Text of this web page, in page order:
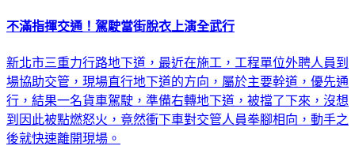
不滿指揮交通！駕駛當街脫衣上演全武行
新北市三重力行路地下道，最近在施工，工程單位外聘人員到
場協助交管，現場直行地下道的方向，屬於主要幹道，優先通
行，結果一名貨車駕駛，準備右轉地下道，被擋了下來，沒想
到因此被點燃怒火，竟然衝下車對交管人員拳腳相向，動手之
後就快速離開現場。